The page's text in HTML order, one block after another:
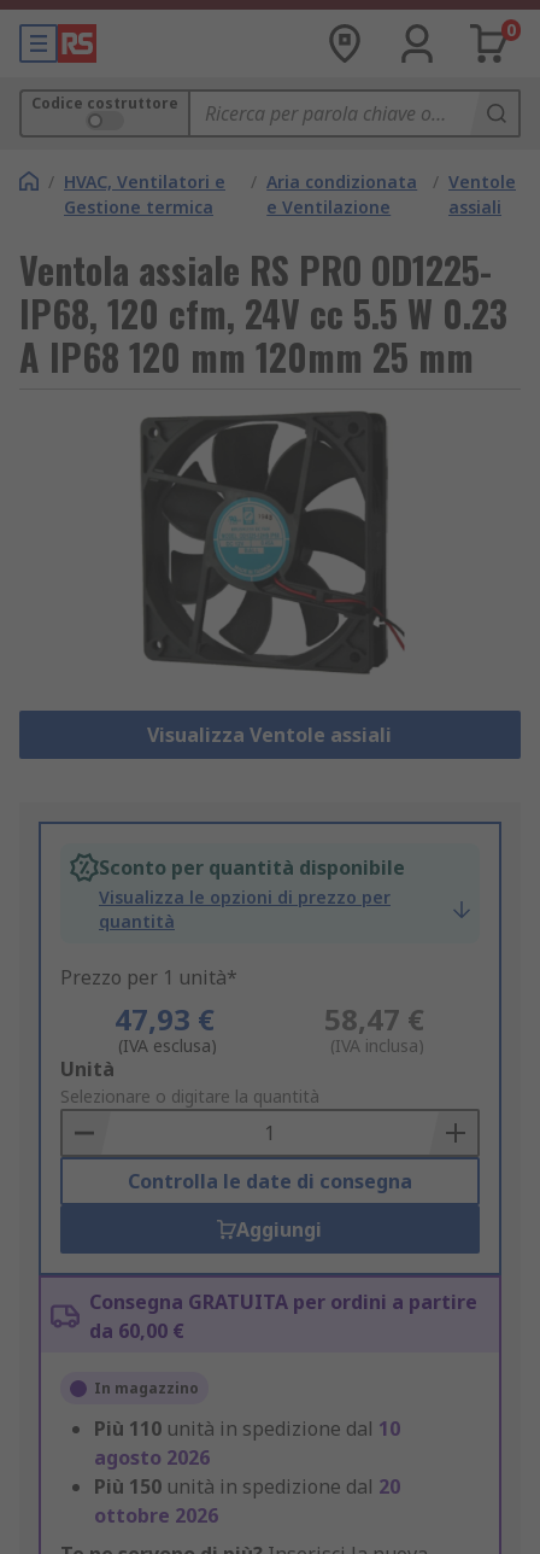
0
Codice costruttore
/ HVAC, Ventilatori e
Gestione termica
/ Aria condizionata
e Ventilazione
/ Ventole
assiali
Ventola assiale RS PRO OD1225-
IP68, 120 cfm, 24V cc 5.5 W 0.23
A IP68 120 mm 120mm 25 mm
Visualizza Ventole assiali
Sconto per quantità disponibile
Visualizza le opzioni di prezzo per
quantità
Prezzo per 1 unità*
47,93 €
(IVA esclusa)
58,47 €
(IVA inclusa)
Add
to
Basket
Unità
Selezionare o digitare la quantità
Controlla le date di consegna
Aggiungi
Consegna GRATUITA per ordini a partire
da 60,00 €
In magazzino
Più 110 unità in spedizione dal 10
agosto 2026
Più 150 unità in spedizione dal 20
ottobre 2026